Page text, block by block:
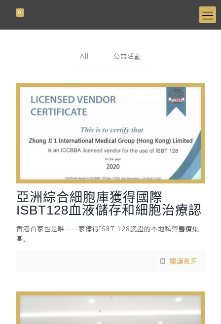
0
All 公益活動
亞洲綜合細胞庫獲得國際
ISBT128血液儲存和細胞治療認
香港首家也是唯一一家獲得ISBT 128認證的本地私營醫療集
團。
閱讀更多